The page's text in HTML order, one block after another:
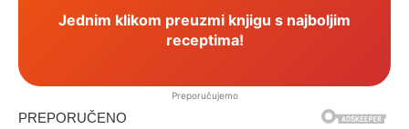
Jednim klikom preuzmi knjigu s najboljim
receptima!
Preporučujemo